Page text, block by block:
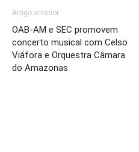
Artigo anterior
OAB-AM e SEC promovem
concerto musical com Celso
Viáfora e Orquestra Câmara
do Amazonas